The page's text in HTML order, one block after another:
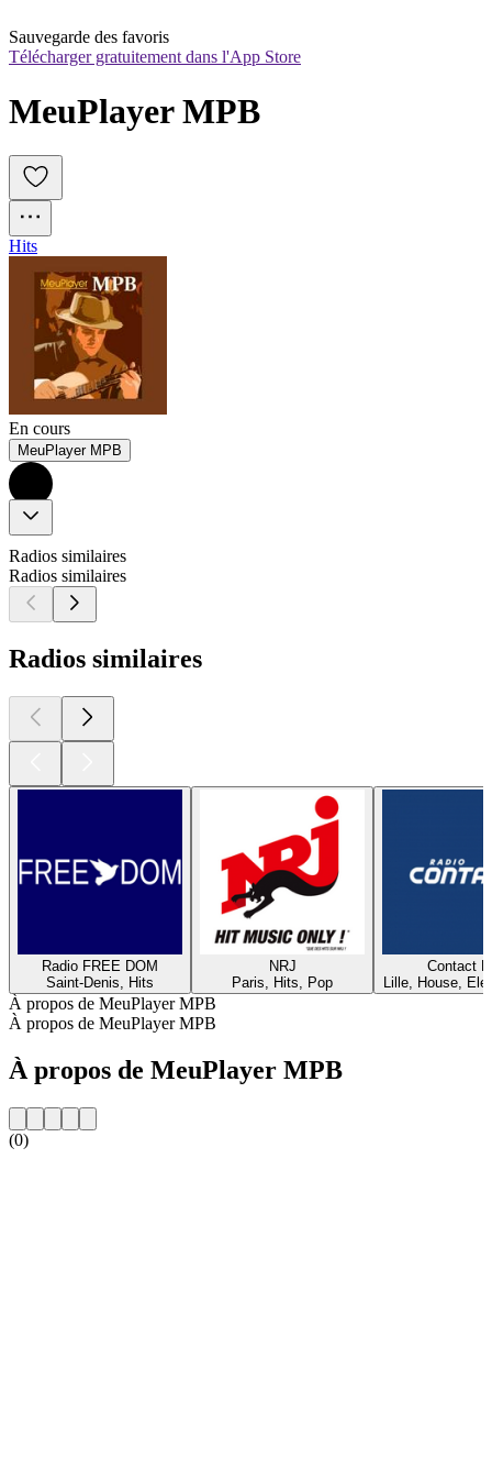
Sauvegarde des favoris
Télécharger gratuitement dans l'App Store
MeuPlayer MPB
Hits
En cours
MeuPlayer MPB
Radios similaires
Radios similaires
Radios similaires
Radio FREE DOM
Saint-Denis, Hits
NRJ
Paris, Hits, Pop
Contact
Lille, House,
À propos de MeuPlayer MPB
À propos de MeuPlayer MPB
À propos de MeuPlayer MPB
(0)